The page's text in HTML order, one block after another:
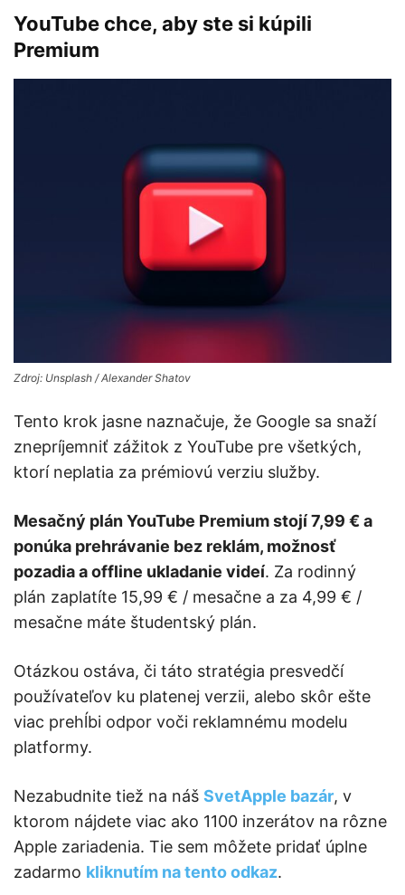
YouTube chce, aby ste si kúpili
Premium
Zdroj: Unsplash / Alexander Shatov
Tento krok jasne naznačuje, že Google sa snaží
znepríjemniť zážitok z YouTube pre všetkých,
ktorí neplatia za prémiovú verziu služby.
Mesačný plán YouTube Premium stojí 7,99 € a
ponúka prehrávanie bez reklám, možnosť
pozadia a offline ukladanie videí. Za rodinný
plán zaplatíte 15,99 € / mesačne a za 4,99 € /
mesačne máte študentský plán.
Otázkou ostáva, či táto stratégia presvedčí
používateľov ku platenej verzii, alebo skôr ešte
viac prehĺbi odpor voči reklamnému modelu
platformy.
Nezabudnite tiež na náš SvetApple bazár, v
ktorom nájdete viac ako 1100 inzerátov na rôzne
Apple zariadenia. Tie sem môžete pridať úplne
zadarmo kliknutím na tento odkaz.